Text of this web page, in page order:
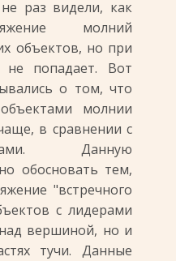
раз видели, как
молний
объектов, но при
попадает. Вот
о том, что
молнии
в сравнении с
Данную
обосновать тем,
"встречного
с лидерами
вершиной, но и
тучи. Данные